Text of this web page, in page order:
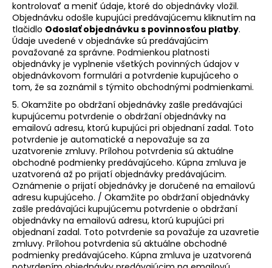
kontrolovať a meniť údaje, ktoré do objednávky vložil.
Objednávku odošle kupujúci predávajúcemu kliknutím na
tlačidlo Odoslať objednávku s povinnosťou platby.
Údaje uvedené v objednávke sú predávajúcim
považované za správne. Podmienkou platnosti
objednávky je vyplnenie všetkých povinných údajov v
objednávkovom formulári a potvrdenie kupujúceho o
tom, že sa zoznámil s týmito obchodnými podmienkami.
5. Okamžite po obdržaní objednávky zašle predávajúci
kupujúcemu potvrdenie o obdržaní objednávky na
emailovú adresu, ktorú kupujúci pri objednaní zadal. Toto
potvrdenie je automatické a nepovažuje sa za
uzatvorenie zmluvy. Prílohou potvrdenia sú aktuálne
obchodné podmienky predávajúceho. Kúpna zmluva je
uzatvorená až po prijatí objednávky predávajúcim.
Oznámenie o prijatí objednávky je doručené na emailovú
adresu kupujúceho. / Okamžite po obdržaní objednávky
zašle predávajúci kupujúcemu potvrdenie o obdržaní
objednávky na emailovú adresu, ktorú kupujúci pri
objednaní zadal. Toto potvrdenie sa považuje za uzavretie
zmluvy. Prílohou potvrdenia sú aktuálne obchodné
podmienky predávajúceho. Kúpna zmluva je uzatvorená